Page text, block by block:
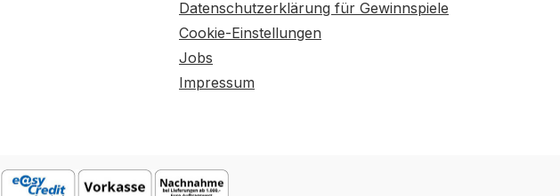
Datenschutzerklärung für Gewinnspiele
Cookie-Einstellungen
Jobs
Impressum